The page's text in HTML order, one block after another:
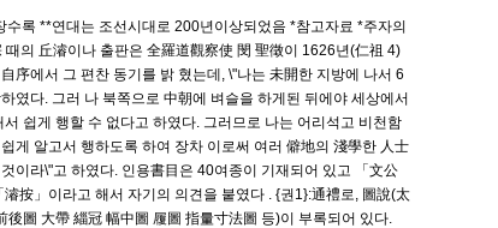
록 **연대는 조선시대로 200년이상되었음 *참고자료 *주자의
의 丘濬이나 출판은 全羅道觀察使 閔 聖徵이 1626년(仁祖 4)
序에서 그 편찬 동기를 밝 혔는데, \"나는 未開한 지방에 나서 6
였다. 그러 나 북쪽으로 中朝에 벼슬을 하게된 뒤에야 세상에서
쉽게 행할 수 없다고 하였다. 그러므로 나는 어리석고 비천함
알고서 행하도록 하여 장차 이로써 여러 僻地의 淺學한 人士
라\"고 하였다. 인용書目은 40여종이 기재되어 있고 「文公
按」이라고 해서 자기의 의견을 붙였다 . {권1}:通禮로, 圖說(太
圖 大帶 緇冠 幅中圖 履圖 指量寸法圖 등)이 부록되어 있다.